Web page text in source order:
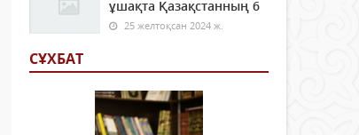
ұшақта Қазақстанның 6
25 желтоқсан 2024 ж.
СҰХБАТ